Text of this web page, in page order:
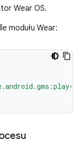
Wear OS.
modułu Wear: